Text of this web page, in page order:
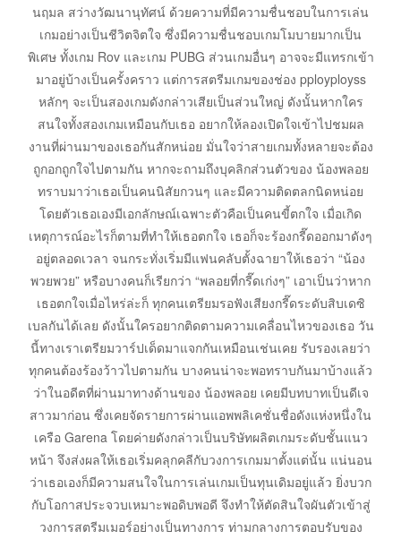
นฤมล สว่างวัฒนานุทัศน์ ด้วยความที่มีความชื่นชอบในการเล่น
เกมอย่างเป็นชีวิตจิตใจ ซึ่งมีความชื่นชอบเกมโมบายมากเป็น
พิเศษ ทั้งเกม Rov และเกม PUBG ส่วนเกมอื่นๆ อาจจะมีแทรกเข้า
มาอยู่บ้างเป็นครั้งคราว แต่การสตรีมเกมของช่อง pployployss
หลักๆ จะเป็นสองเกมดังกล่าวเสียเป็นส่วนใหญ่ ดังนั้นหากใคร
สนใจทั้งสองเกมเหมือนกับเธอ อยากให้ลองเปิดใจเข้าไปชมผล
งานที่ผ่านมาของเธอกันสักหน่อย มั่นใจว่าสายเกมทั้งหลายจะต้อง
ถูกอกถูกใจไปตามกัน หากจะถามถึงบุคลิกส่วนตัวของ น้องพลอย
ทราบมาว่าเธอเป็นคนนิสัยกวนๆ และมีความติดตลกนิดหน่อย
โดยตัวเธอเองมีเอกลักษณ์เฉพาะตัวคือเป็นคนขี้ตกใจ เมื่อเกิด
เหตุการณ์อะไรก็ตามที่ทำให้เธอตกใจ เธอก็จะร้องกรี๊ดออกมาดังๆ
อยู่ตลอดเวลา จนกระทั่งเริ่มมีแฟนคลับตั้งฉายาให้เธอว่า “น้อง
พวยพวย” หรือบางคนก็เรียกว่า “พลอยที่กรี๊ดเก่งๆ” เอาเป็นว่าหาก
เธอตกใจเมื่อไหร่ล่ะก็ ทุกคนเตรียมรอฟังเสียงกรี๊ดระดับสิบเดซิ
เบลกันได้เลย ดังนั้นใครอยากติดตามความเคลื่อนไหวของเธอ วัน
นี้ทางเราเตรียมวาร์ปเด็ดมาแจกกันเหมือนเช่นเคย รับรองเลยว่า
ทุกคนต้องร้องว้าวไปตามกัน บางคนน่าจะพอทราบกันมาบ้างแล้ว
ว่าในอดีตที่ผ่านมาทางด้านของ น้องพลอย เคยมีบทบาทเป็นดีเจ
สาวมาก่อน ซึ่งเคยจัดรายการผ่านแอพพลิเคชั่นชื่อดังแห่งหนึ่งใน
เครือ Garena โดยค่ายดังกล่าวเป็นบริษัทผลิตเกมระดับชั้นแนว
หน้า จึงส่งผลให้เธอเริ่มคลุกคลีกับวงการเกมมาตั้งแต่นั้น แน่นอน
ว่าเธอเองก็มีความสนใจในการเล่นเกมเป็นทุนเดิมอยู่แล้ว ยิ่งบวก
กับโอกาสประจวบเหมาะพอดิบพอดี จึงทำให้ตัดสินใจผันตัวเข้าสู่
วงการสตรีมเมอร์อย่างเป็นทางการ ท่ามกลางการตอบรับของ